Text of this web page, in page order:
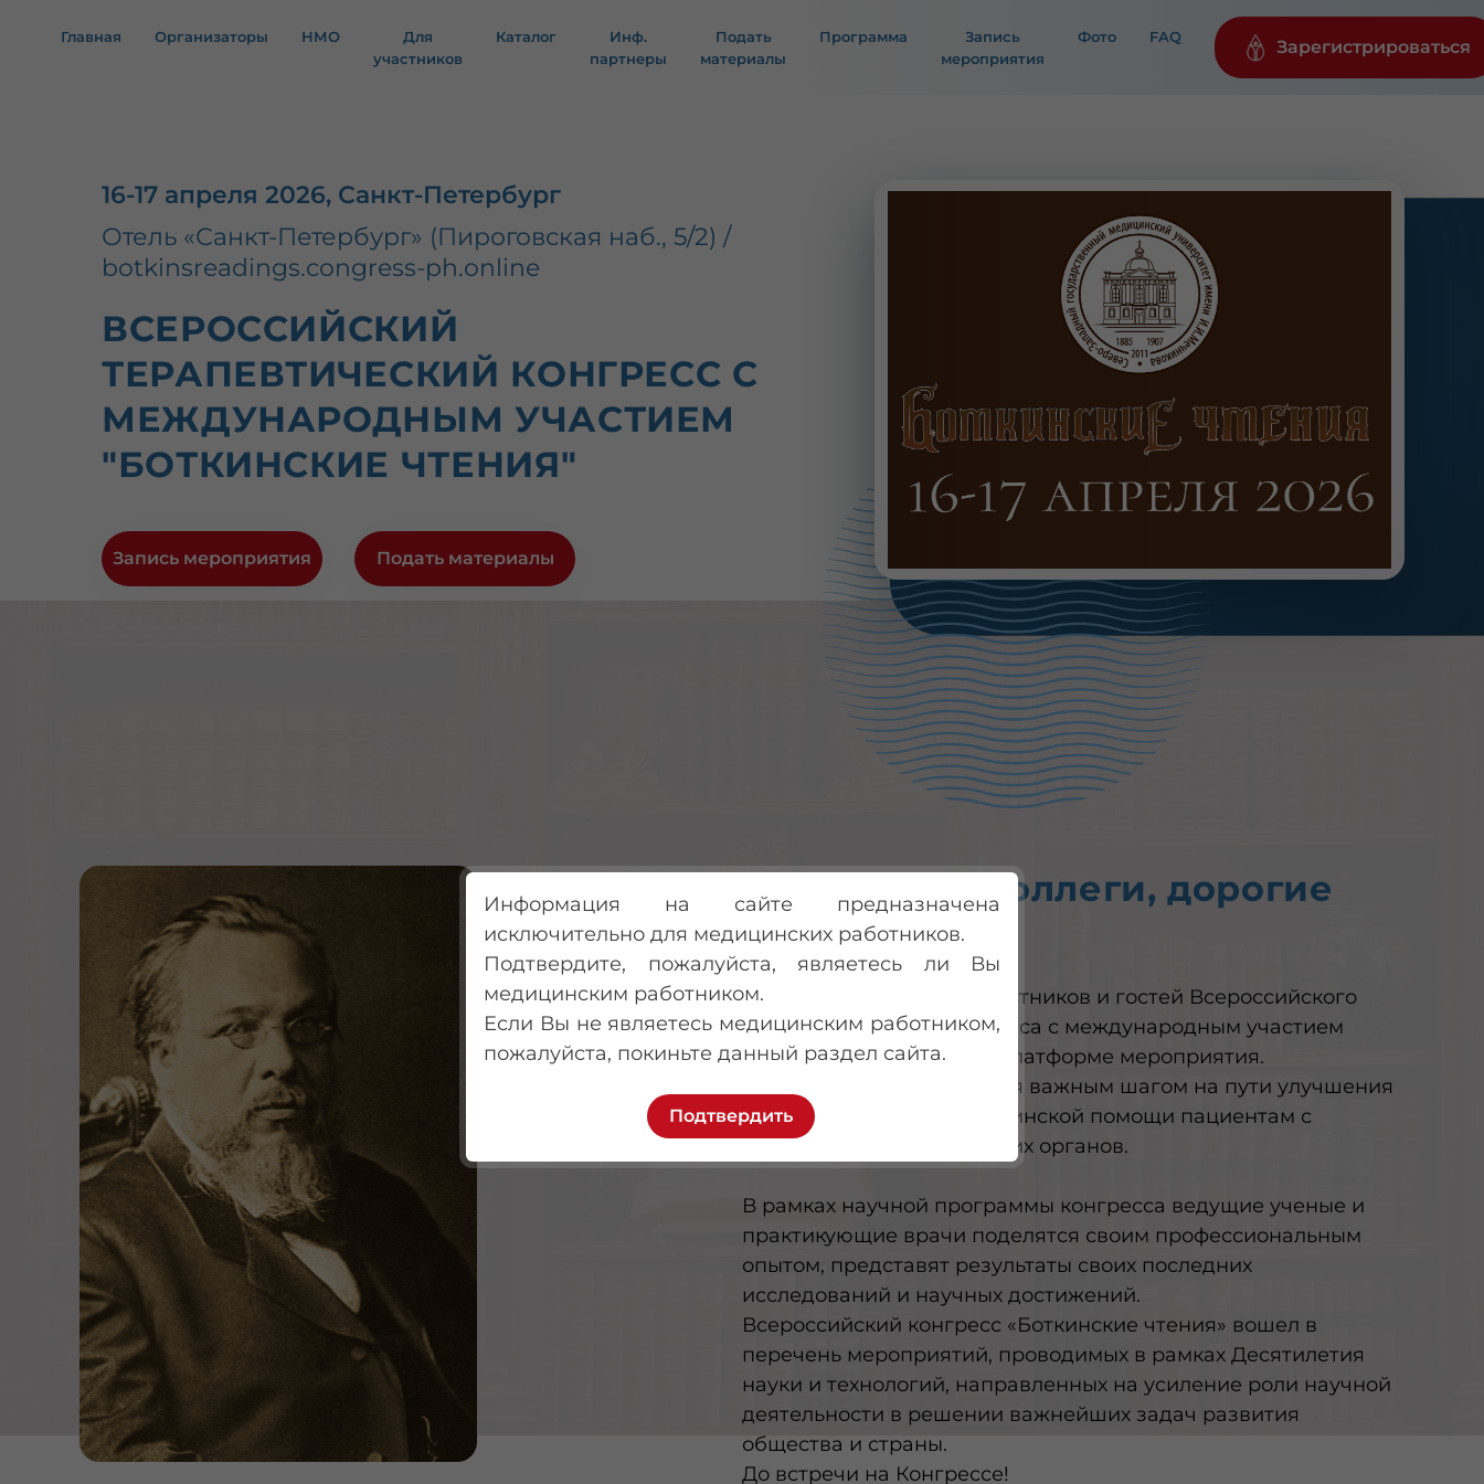
Главная Организаторы НМО
Для
участников
Каталог
Инф.
партнеры
Подать
материалы
Программа
Запись
мероприятия
Фото FAQ Зарегистрироваться
16-17 апреля 2026, Санкт-Петербург
Отель «Санкт-Петербург» (Пироговская наб., 5/2) /
botkinsreadings.congress-ph.online
ВСЕРОССИЙСКИЙ
ТЕРАПЕВТИЧЕСКИЙ КОНГРЕСС С
МЕЖДУНАРОДНЫМ УЧАСТИЕМ
"БОТКИНСКИЕ ЧТЕНИЯ"
Запись мероприятия Подать материалы
Уважаемые коллеги, дорогие
друзья!
Рады приветствовать участников и гостей Всероссийского
терапевтического конгресса с международным участием
«Боткинские чтения» на платформе мероприятия.
Данный конгресс является важным шагом на пути улучшения
качества оказания медицинской помощи пациентам с
заболеваниями внутренних органов.
В рамках научной программы конгресса ведущие ученые и
практикующие врачи поделятся своим профессиональным
опытом, представят результаты своих последних
исследований и научных достижений.
Всероссийский конгресс «Боткинские чтения» вошел в
перечень мероприятий, проводимых в рамках Десятилетия
науки и технологий, направленных на усиление роли научной
деятельности в решении важнейших задач развития
общества и страны.
До встречи на Конгрессе!
Информация на сайте предназначена
исключительно для медицинских работников.
Подтвердите, пожалуйста, являетесь ли Вы
медицинским работником.
Если Вы не являетесь медицинским работником,
пожалуйста, покиньте данный раздел сайта.
Подтвердить